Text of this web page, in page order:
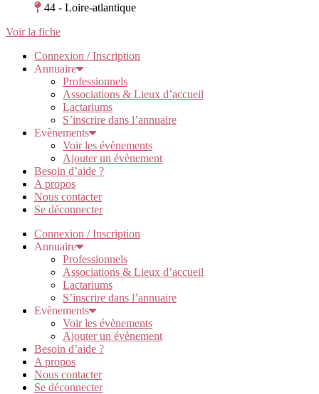
44 - Loire-atlantique
Voir la fiche
Connexion / Inscription
Annuaire
Professionnels
Associations & Lieux d’accueil
Lactariums
S’inscrire dans l’annuaire
Evènements
Voir les évènements
Ajouter un évènement
Besoin d’aide ?
A propos
Nous contacter
Se déconnecter
Connexion / Inscription
Annuaire
Professionnels
Associations & Lieux d’accueil
Lactariums
S’inscrire dans l’annuaire
Evènements
Voir les évènements
Ajouter un évènement
Besoin d’aide ?
A propos
Nous contacter
Se déconnecter